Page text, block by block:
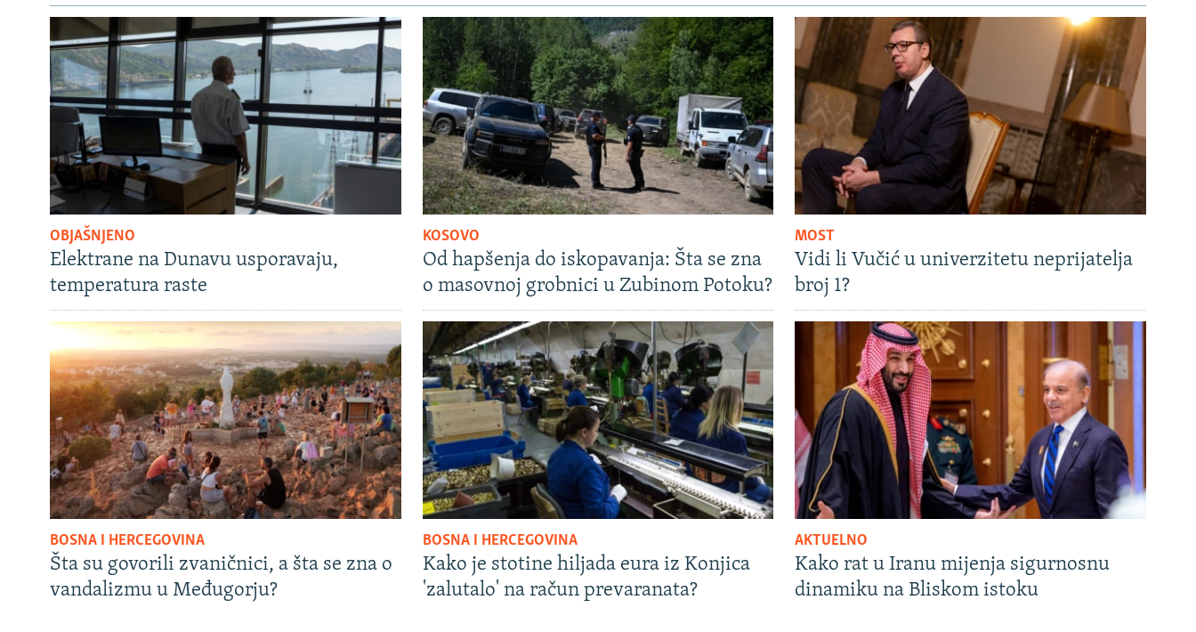
OBJAŠNJENO
Elektrane na Dunavu usporavaju,
temperatura raste
KOSOVO
Od hapšenja do iskopavanja: Šta se zna
o masovnoj grobnici u Zubinom Potoku?
MOST
Vidi li Vučić u univerzitetu neprijatelja
broj 1?
BOSNA I HERCEGOVINA
Šta su govorili zvaničnici, a šta se zna o
vandalizmu u Međugorju?
BOSNA I HERCEGOVINA
Kako je stotine hiljada eura iz Konjica
'zalutalo' na račun prevaranata?
AKTUELNO
Kako rat u Iranu mijenja sigurnosnu
dinamiku na Bliskom istoku